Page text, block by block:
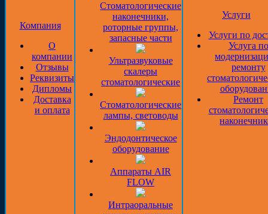
Компания
О
компании
Отзывы
Реквизиты
Дипломы
Доставка
и оплата
Стоматологические
наконечники,
роторные группы,
запасные части
Ультразвуковые
скалеры
стоматологические
Стоматологические
лампы, световоды
Эндодонтическое
оборудование
Аппараты AIR
FLOW
Интраоральные
Услуги
Услуги по
Услуга по
ремонту
Ремонт